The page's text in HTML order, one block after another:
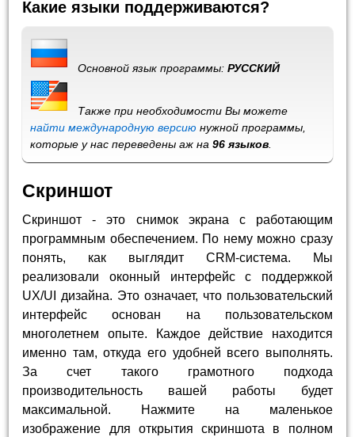
Какие языки поддерживаются?
Основной язык программы:РУССКИЙ
Также при необходимости Вы можете
найти международную версию нужной программы,
которые у нас переведены аж на96 языков
Скриншот
Скриншот - это снимок экрана с работающим
программным обеспечением. По нему можно сразу
понять, как выглядит CRM-система. Мы
реализовали оконный интерфейс с поддержкой
UX/UI дизайна. Это означает, что пользовательский
интерфейс основан на пользовательском
многолетнем опыте. Каждое действие находится
именно там, откуда его удобней всего выполнять.
За счет такого грамотного подхода
производительность вашей работы будет
максимальной. Нажмите на маленькое
изображение для открытия скриншота в полном